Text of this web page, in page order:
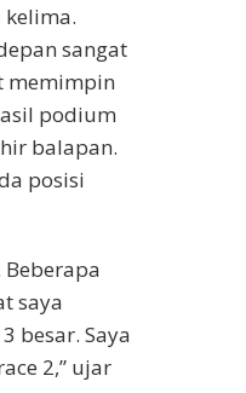
sangat
memimpin
podium
balapan.
posisi
saya
besar. Saya
2,” ujar